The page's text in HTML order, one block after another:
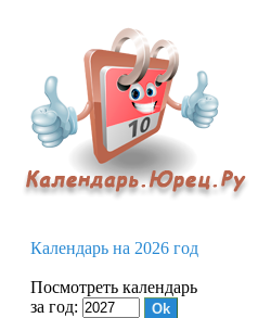
Календарь на 2026 год
Посмотреть календарь
за год: